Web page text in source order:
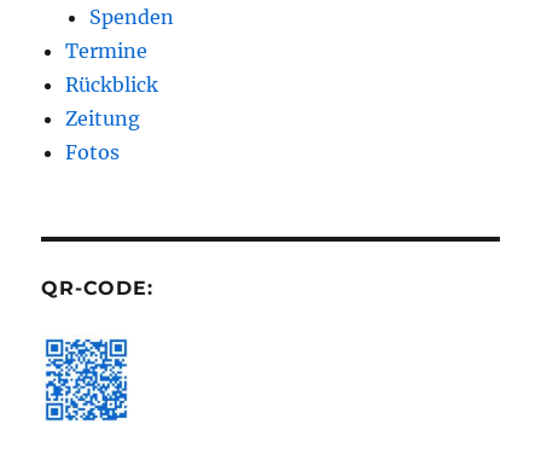
Spenden
Termine
Rückblick
Zeitung
Fotos
QR-CODE: